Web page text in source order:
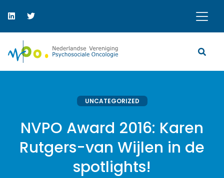
UNCATEGORIZED
NVPO Award 2016: Karen
Rutgers-van Wijlen in de
spotlights!